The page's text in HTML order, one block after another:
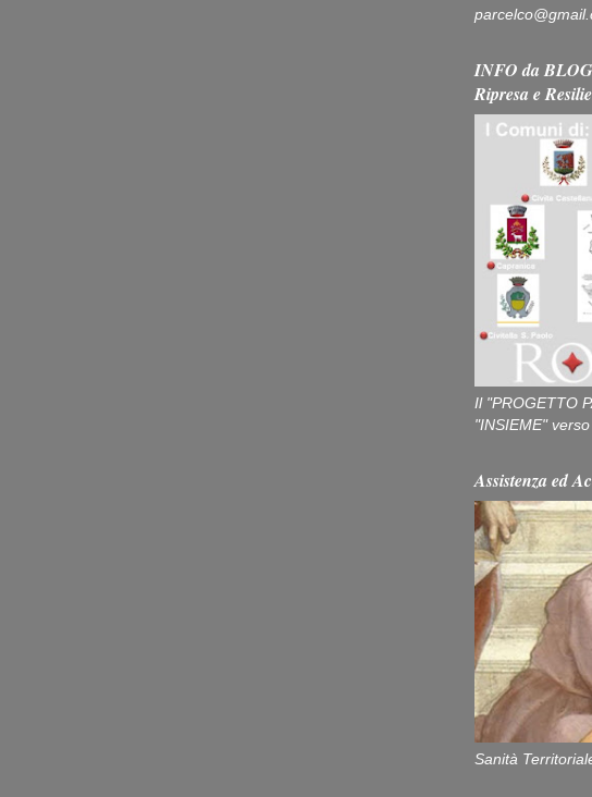
INFO da
Ripresa e
Il "PROGETTO
"INSIEME"
Assistenza ed
Sanità